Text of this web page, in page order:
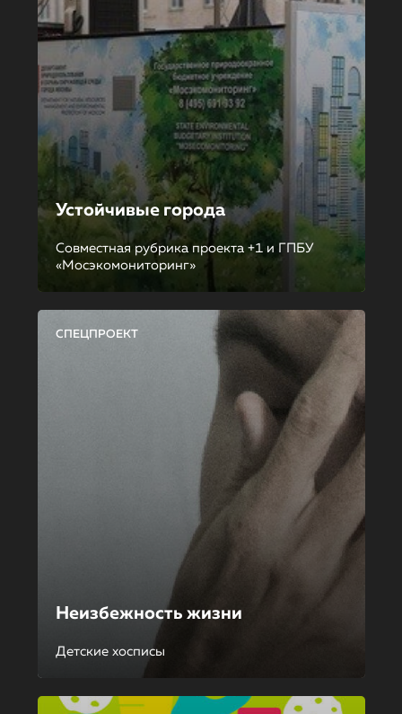
Устойчивые города
Совместная рубрика проекта +1 и ГПБУ
«Мосэкомониторинг»
СПЕЦПРОЕКТ
Неизбежность жизни
Детские хосписы